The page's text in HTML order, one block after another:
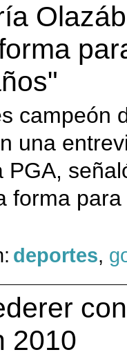
campeón
una
PGA,
forma
deportes,
2010